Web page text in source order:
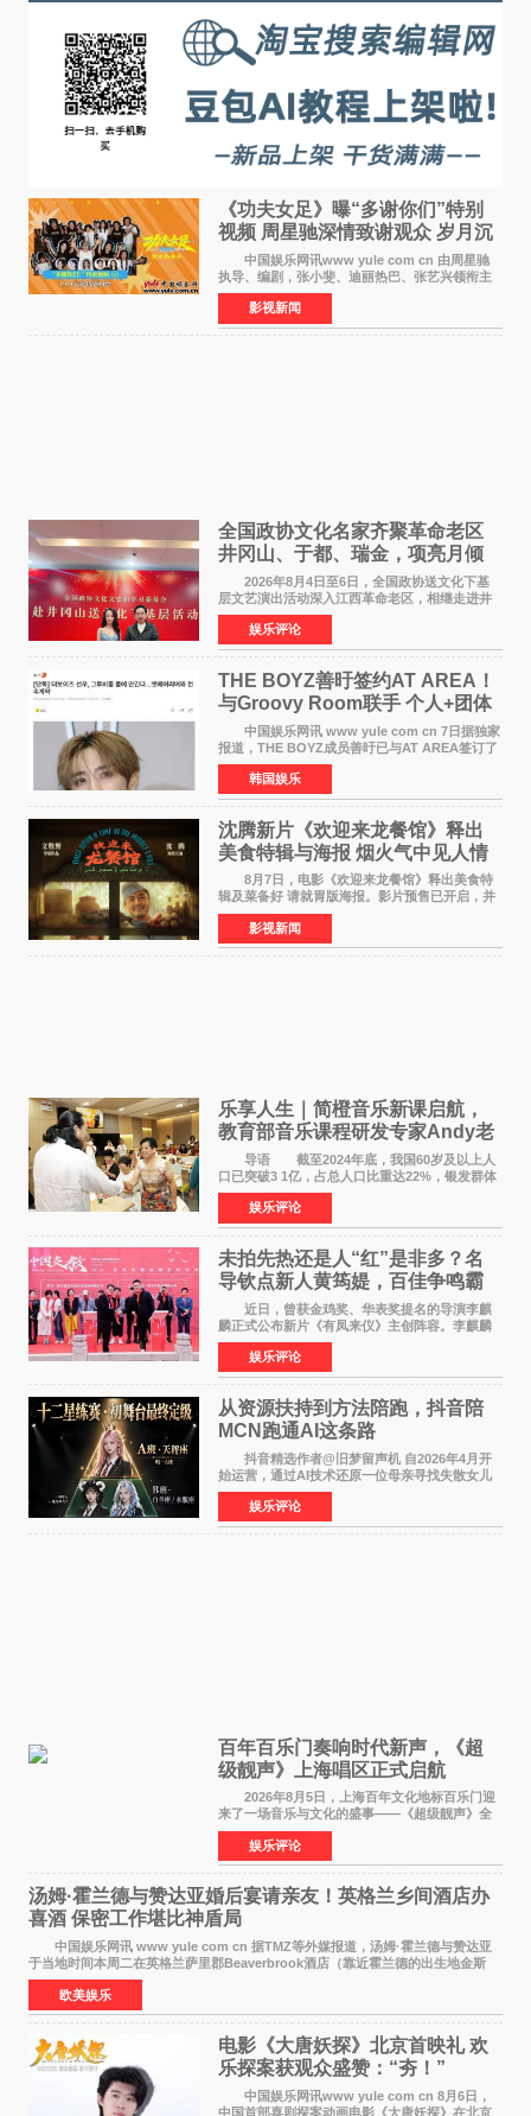
《功夫女足》曝“多谢你们”特别
视频 周星驰深情致谢观众 岁月沉
淀不灭初心
中国娱乐网讯www yule com cn 由周星驰
执导、编剧，张小斐、迪丽热巴、张艺兴领衔主
演，刘嘉玲、佐藤健特别出演，艾米、雪野、蔡
思贝、胡予安、倪好特别介绍的喜剧电影《功夫
女足》释出多谢你
影视新闻
全国政协文化名家齐聚革命老区
井冈山、于都、瑞金，项亮月倾
情献唱《桃花谣》致敬红色沃土
2026年8月4日至6日，全国政协送文化下基
层文艺演出活动深入江西革命老区，相继走进井
冈山、于都长征出发地、瑞金三地。由全国政协
文化文史和学习委员会副主任、甘肃省政协原主
席欧阳坚率团，一
娱乐评论
THE BOYZ善旴签约AT AREA！
与Groovy Room联手 个人+团体
活动并行
中国娱乐网讯 www yule com cn 7日据独家
报道，THE BOYZ成员善旴已与AT AREA签订了
专属合约。AT AREA是由知名制作人组合
Groovy Room创立的hip-hop厂牌，旗下拥有多
位实力派音乐人，在韩
韩国娱乐
沈腾新片《欢迎来龙餐馆》释出
美食特辑与海报 烟火气中见人情
温暖
8月7日，电影《欢迎来龙餐馆》释出美食特
辑及菜备好 请就胃版海报。影片预售已开启，并
将于8月8日至10日14:00-21:00举行全国超前点
映。电影《欢迎来龙餐馆》作为战争美食喜剧大
片，讲述了中国
影视新闻
乐享人生｜简橙音乐新课启航，
教育部音乐课程研发专家Andy老
师重磅入驻领航银龄琴声
导语 截至2024年底，我国60岁及以上人
口已突破3 1亿，占总人口比重达22%，银发群体
的精神文化需求日益凸显。2024年1月，国务院办
公厅印发《关于发展银发经济增进老年人福祉的
意见》——这是
娱乐评论
未拍先热还是人“红”是非多？名
导钦点新人黄筠媞，百佳争鸣霸
气回应
近日，曾获金鸡奖、华表奖提名的导演李麒
麟正式公布新片《有凤来仪》主创阵容。李麒麟
早年凭电影《华容道》获得金鸡奖、华表奖提
名，此后长期参与国内外电影制作，其担任制片
人参与的作品亦曾
娱乐评论
从资源扶持到方法陪跑，抖音陪
MCN跑通AI这条路
抖音精选作者@旧梦留声机 自2026年4月开
始运营，通过AI技术还原一位母亲寻找失散女儿
的故事，凭借强情感表达获得大量用户关注，发
布仅21小时便获得超1亿曝光、超1000万互动。
此后，账号持续沿
娱乐评论
百年百乐门奏响时代新声，《超
级靓声》上海唱区正式启航
2026年8月5日，上海百年文化地标百乐门迎
来了一场音乐与文化的盛事——《超级靓声》全
国励志音乐公益节目上海唱区新闻发布会暨启动
仪式在此隆重举行。各界领导、嘉宾与媒体朋友
齐聚一堂，共同
娱乐评论
汤姆·霍兰德与赞达亚婚后宴请亲友！英格兰乡间酒店办
喜酒 保密工作堪比神盾局
中国娱乐网讯 www yule com cn 据TMZ等外媒报道，汤姆·霍兰德与赞达亚
于当地时间本周二在英格兰萨里郡Beaverbrook酒店（靠近霍兰德的出生地金斯
顿）举办婚宴，邀请家人与朋友们喝喜酒，庆祝
欧美娱乐
电影《大唐妖探》北京首映礼 欢
乐探案获观众盛赞：“夯！”
中国娱乐网讯www yule com cn 8月6日，
中国首部喜剧探案动画电影《大唐妖探》在北京